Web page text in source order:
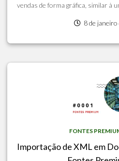
vendas de forma gráfica, similar à
8 de
FONTES
Importação de XML em